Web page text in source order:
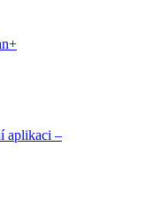
aplikaci –